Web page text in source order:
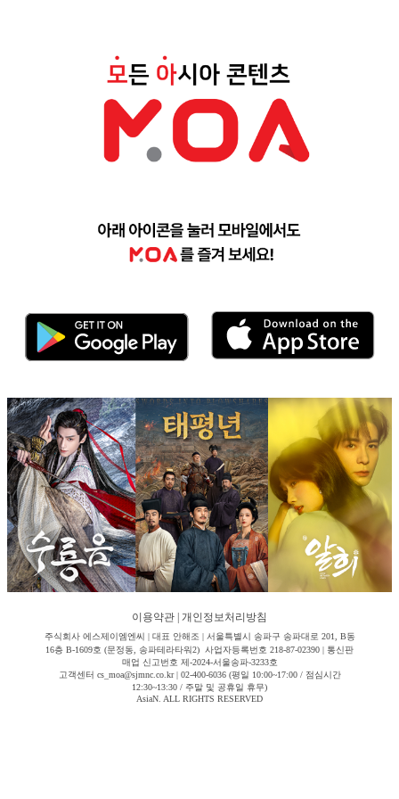
이용약관 개인정보처리방침
주식회사 에스제이엠엔씨 | 대표 안해조 | 서울특별시 송파구 송파대로 201, B동
16층 B-1609호 (문정동, 송파테라타워2) 사업자등록번호 218-87-02390 | 통신판
매업 신고번호 제-2024-서울송파-3233호
고객센터 cs_moa@sjmnc.co.kr | 02-400-6036 (평일 10:00~17:00 / 점심시간
12:30~13:30 / 주말 및 공휴일 휴무)
AsiaN. ALL RIGHTS RESERVED